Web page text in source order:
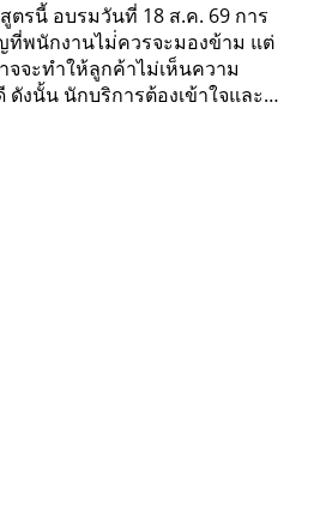
ตรนี้ อบรมวันที่ 18 ส.ค. 69 การ
ที่พนักงานไม่่ควรจะมองข้าม แต่
จจะทำให้ลูกค้าไม่เห็นความ
ดังนั้น นักบริการต้องเข้าใจและ
ริการลูกค้าในยุคนี้